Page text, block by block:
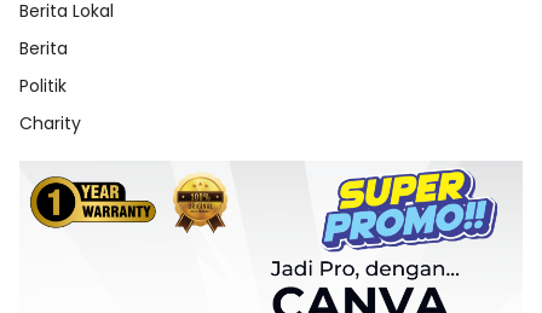
Berita Lokal
Berita
Politik
Charity